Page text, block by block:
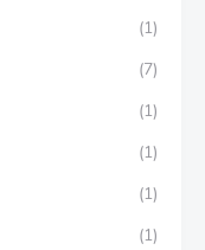
(1)
(7)
(1)
(1)
(1)
(1)